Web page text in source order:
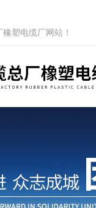
塑电缆厂网站！